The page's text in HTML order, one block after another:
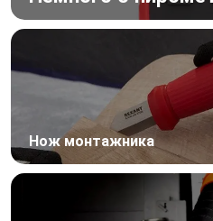
Нож монтажника